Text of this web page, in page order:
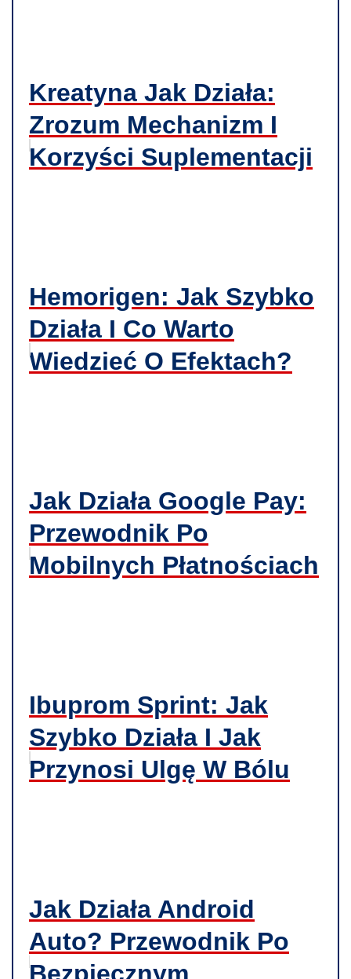
Kreatyna Jak Działa:
Zrozum Mechanizm I
Korzyści Suplementacji
Hemorigen: Jak Szybko
Działa I Co Warto
Wiedzieć O Efektach?
Jak Działa Google Pay:
Przewodnik Po
Mobilnych Płatnościach
Ibuprom Sprint: Jak
Szybko Działa I Jak
Przynosi Ulgę W Bólu
Jak Działa Android
Auto? Przewodnik Po
Bezpiecznym